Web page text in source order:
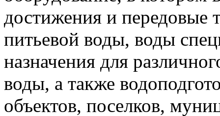
достижения и передовые
питьевой воды, воды
назначения для
воды, а также
объектов, поселков,